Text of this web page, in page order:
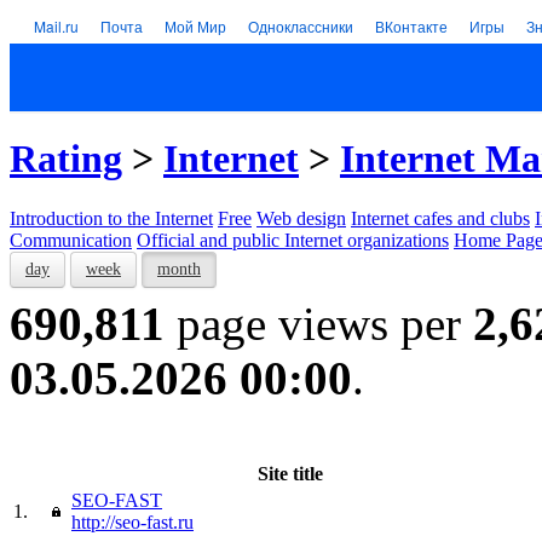
Mail.ru Почта Мой Мир Одноклассники ВКонтакте Игры
Rating > Internet > Internet
Introduction to the Internet Free Web design Internet cafes and clubs
Communication Official and public Internet organizations Home
day week month
690,811 page views per
03.05.2026 00:00.
Site title
1.
SEO-FAST
http://seo-fast.ru